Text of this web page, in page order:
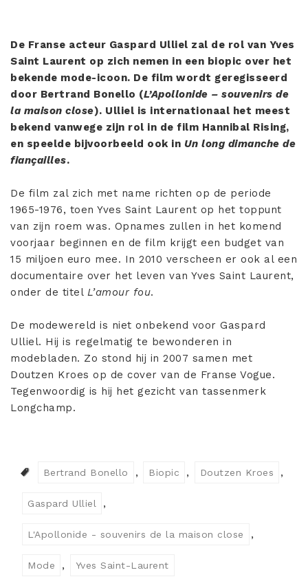
De Franse acteur Gaspard Ulliel zal de rol van Yves
Saint Laurent op zich nemen in een biopic over het
bekende mode-icoon. De film wordt geregisseerd
door Bertrand Bonello (L’Apollonide – souvenirs de
la maison close). Ulliel is internationaal het meest
bekend vanwege zijn rol in de film Hannibal Rising,
en speelde bijvoorbeeld ook in Un long dimanche de
fiançailles.
De film zal zich met name richten op de periode
1965-1976, toen Yves Saint Laurent op het toppunt
van zijn roem was. Opnames zullen in het komend
voorjaar beginnen en de film krijgt een budget van
15 miljoen euro mee. In 2010 verscheen er ook al een
documentaire over het leven van Yves Saint Laurent,
onder de titel L’amour fou.
De modewereld is niet onbekend voor Gaspard
Ulliel. Hij is regelmatig te bewonderen in
modebladen. Zo stond hij in 2007 samen met
Doutzen Kroes op de cover van de Franse Vogue.
Tegenwoordig is hij het gezicht van tassenmerk
Longchamp.
Bertrand Bonello Biopic Doutzen Kroes
Gaspard Ulliel
L'Apollonide - souvenirs de la maison close
Mode Yves Saint-Laurent